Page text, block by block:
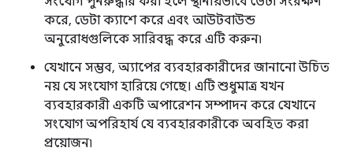
করে, ডেটা ক্যাশে করে এবং আউটবাউন্ড
অনুরোধগুলিকে সারিবদ্ধ করে এটি করুন৷
যেখানে সম্ভব, অ্যাপের ব্যবহারকারীদের জানানো উচিত
নয় যে সংযোগ হারিয়ে গেছে। এটি শুধুমাত্র যখন
ব্যবহারকারী একটি অপারেশন সম্পাদন করে যেখানে
সংযোগ অপরিহার্য যে ব্যবহারকারীকে অবহিত করা
প্রয়োজন৷